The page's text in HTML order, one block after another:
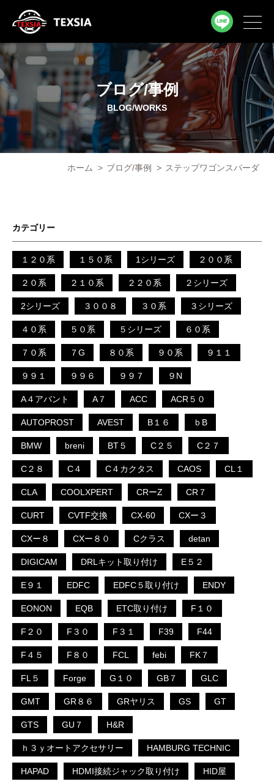
ブログ/事例
BLOG/WORKS
ホーム > ブログ/事例 > ステップワゴンスパーダ
カテゴリー
１２０系 １５０系 1シリーズ ２００系
２０系 ２１０系 ２２０系 ２シリーズ
2シリーズ ３００８ ３０系 ３シリーズ
４０系 ５０系 ５シリーズ ６０系
７０系 ７G ８０系 ９０系 ９１１
９９１ ９９６ ９９７ ９N
A４アバント A７ ACC ACR５０
AUTOPROST AVEST B１６ ｂB
BMW breni BT５ C２５ C２７
C２８ C４ C４カクタス CAOS CL１
CLA COOLXPERT CRーZ CR７
CURT CVTF交換 CX-60 CXー３
CXー８ CXー８０ Cクラス detan
DIGICAM DRLキット取り付け E５２
E９１ EDFC EDFC５取り付け ENDY
EONON EQB ETC取り付け F１０
F２０ F３０ F３１ F39 F44
F４５ F８０ FCL febi FK７
FL５ Forge G１０ GB７ GLC
GMT GR８６ GRヤリス GS GT
GTS GU７ H&R
ｈ３ｙオートアクセサリー HAMBURG TECHNIC
HAPAD HDMI接続ジャック取り付け HID屋